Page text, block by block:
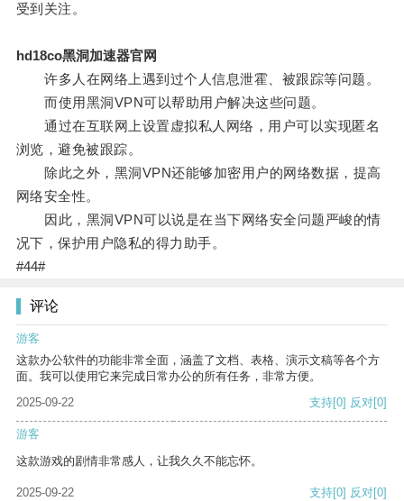
受到关注。
hd18co黑洞加速器官网
许多人在网络上遇到过个人信息泄霍、被跟踪等问题。
而使用黑洞VPN可以帮助用户解决这些问题。
通过在互联网上设置虚拟私人网络，用户可以实现匿名
浏览，避免被跟踪。
除此之外，黑洞VPN还能够加密用户的网络数据，提高
网络安全性。
因此，黑洞VPN可以说是在当下网络安全问题严峻的情
况下，保护用户隐私的得力助手。
#44#
评论
游客
这款办公软件的功能非常全面，涵盖了文档、表格、演示文稿等各个方
面。我可以使用它来完成日常办公的所有任务，非常方便。
2025-09-22
支持[0] 反对[0]
游客
这款游戏的剧情非常感人，让我久久不能忘怀。
2025-09-22 支持[0] 反对[0]